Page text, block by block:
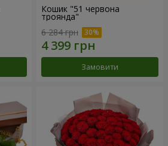
Кошик "51 червона
троянда"
6 284 грн
Замовити